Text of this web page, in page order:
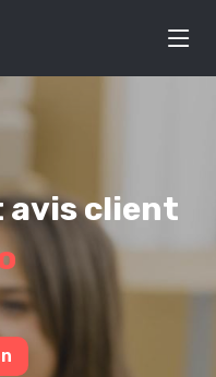
avis client